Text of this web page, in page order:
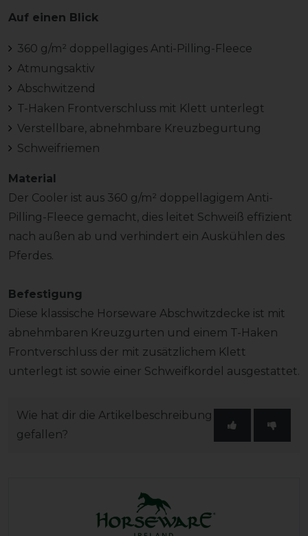
Auf einen Blick
360 g/m² doppellagiges Anti-Pilling-Fleece
Atmungsaktiv
Abschwitzend
T-Haken Frontverschluss mit Klett unterlegt
Verstellbare, abnehmbare Kreuzbegurtung
Schweifriemen
Material
Der Cooler ist aus 360 g/m² doppellagigem Anti-
Pilling-Fleece gemacht, dies leitet Schweiß effizient
nach außen ab und verhindert ein Auskühlen des
Pferdes.
Befestigung
Diese klassische Horseware Abschwitzdecke ist mit
abnehmbaren Kreuzgurten und einem T-Haken
Frontverschluss der mit zusätzlichem Klett
unterlegt ist sowie einer Schweifkordel ausgestattet.
Wie hat dir die Artikelbeschreibung
gefallen?